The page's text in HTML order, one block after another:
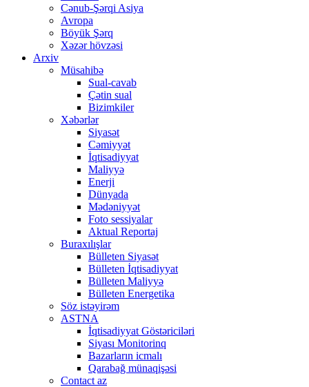
Cənub-Şərqi Asiya
Avropa
Böyük Şərq
Xəzər hövzəsi
Arxiv
Müsahibə
Sual-cavab
Çətin sual
Bizimkiler
Xəbərlər
Siyasət
Cəmiyyət
İqtisadiyyat
Maliyyə
Enerji
Dünyada
Mədəniyyət
Foto sessiyalar
Aktual Reportaj
Buraxılışlar
Bülleten Siyasət
Bülleten İqtisadiyyat
Bülleten Maliyyə
Bülleten Energetika
Söz istəyirəm
ASTNA
İqtisadiyyat Göstəriciləri
Siyası Monitorinq
Bazarların icmalı
Qarabağ münaqişəsi
Contact az